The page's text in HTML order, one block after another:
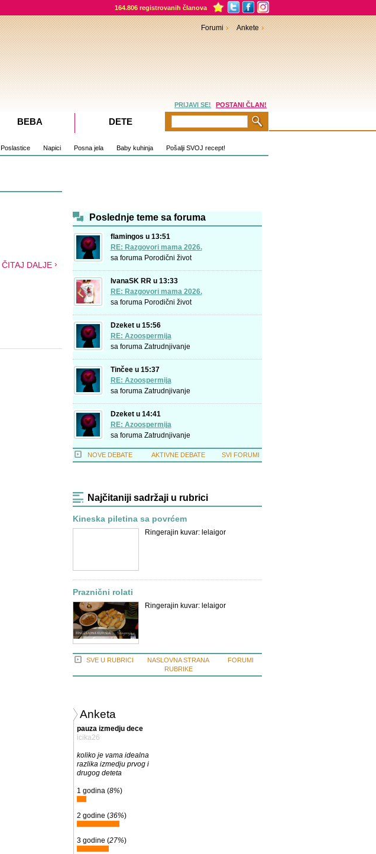
164.806 registrovanih članova
Poslastice Napici Posna jela Baby kuhinja Pošalji SVOJ recept!
ČITAJ DALJE
Poslednje teme sa foruma
flamingos u 13:51
RE: Razgovori mama 2026.
sa foruma Porodični život
IvanaSK RR u 13:33
RE: Razgovori mama 2026.
sa foruma Porodični život
Dzeket u 15:56
RE: Azoospermija
sa foruma Zatrudnjivanje
Tinčee u 15:37
RE: Azoospermija
sa foruma Zatrudnjivanje
Dzeket u 14:41
RE: Azoospermija
sa foruma Zatrudnjivanje
NOVE DEBATE AKTIVNE DEBATE SVI FORUMI
Najčitaniji sadržaji u rubrici
Kineska piletina sa povrćem
Ringerajin kuvar: lelaigor
Praznični rolati
Ringerajin kuvar: lelaigor
SVE U RUBRICI
NASLOVNA STRANA
RUBRIKE
FORUMI
Anketa
pauza izmedju dece
icika26
koliko je vama idealna
razlika izmedju prvog i
drugog deteta
1 godina (8%)
2 godine (36%)
3 godine (27%)
Forumi Ankete
PRIJAVI SE! POSTANI ČLAN!
BEBA DETE